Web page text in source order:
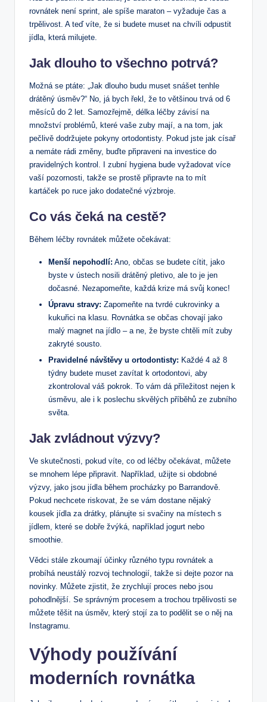
rovnátek není sprint, ale spíše maraton – vyžaduje čas a
trpělivost. A teď víte, že si budete muset na chvíli odpustit
jídla, která milujete.
Jak dlouho to všechno potrvá?
Možná se ptáte: „Jak dlouho budu muset snášet tenhle
drátěný úsměv?“ No, já bych řekl, že to většinou trvá od 6
měsíců do 2 let. Samozřejmě, délka léčby závisí na
množství problémů, které vaše zuby mají, a na tom, jak
pečlivě dodržujete pokyny ortodontisty. Pokud jste jak císař
a nemáte rádi změny, buďte připraveni na investice do
pravidelných kontrol. I zubní hygiena bude vyžadovat více
vaší pozornosti, takže se prostě připravte na to mít
kartáček po ruce jako dodatečné výzbroje.
Co vás čeká na cestě?
Během léčby rovnátek můžete očekávat:
Menší nepohodlí: Ano, občas se budete cítit, jako
byste v ústech nosili drátěný pletivo, ale to je jen
dočasné. Nezapomeňte, každá krize má svůj konec!
Úpravu stravy: Zapomeňte na tvrdé cukrovinky a
kukuřici na klasu. Rovnátka se občas chovají jako
malý magnet na jídlo – a ne, že byste chtěli mít zuby
zakryté sousto.
Pravidelné návštěvy u ortodontisty: Každé 4 až 8
týdny budete muset zavítat k ortodontovi, aby
zkontroloval váš pokrok. To vám dá příležitost nejen k
úsměvu, ale i k poslechu skvělých příběhů ze zubního
světa.
Jak zvládnout výzvy?
Ve skutečnosti, pokud víte, co od léčby očekávat, můžete
se mnohem lépe připravit. Například, užijte si obdobné
výzvy, jako jsou jídla během procházky po Barrandově.
Pokud nechcete riskovat, že se vám dostane nějaký
kousek jídla za drátky, plánujte si svačiny na místech s
jídlem, které se dobře žvýká, například jogurt nebo
smoothie.
Vědci stále zkoumají účinky různého typu rovnátek a
probíhá neustálý rozvoj technologií, takže si dejte pozor na
novinky. Můžete zjistit, že zrychlují proces nebo jsou
pohodlnější. Se správným procesem a trochou trpělivosti se
můžete těšit na úsměv, který stojí za to podělit se o něj na
Instagramu.
Výhody používání
moderních rovnátka